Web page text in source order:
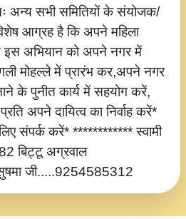
अन्य सभी समितियों के संयोजक/
आग्रह है कि अपने महिला
अभियान को अपने नगर में
मोहल्ले में प्रारंभ कर,अपने नगर
के पुनीत कार्य में सहयोग करें,
अपने दायित्व का निर्वाह करें*
संपर्क करें* ************ स्वामी
बिट्टू अग्रवाल
जी.....9254585312